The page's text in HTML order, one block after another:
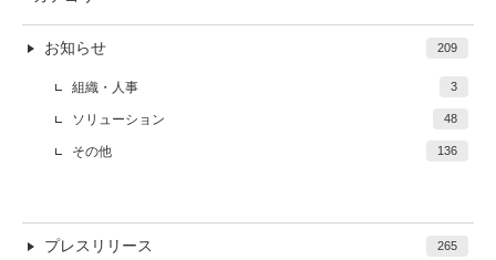
お知らせ 209
組織・人事 3
ソリューション 48
その他 136
プレスリリース 265